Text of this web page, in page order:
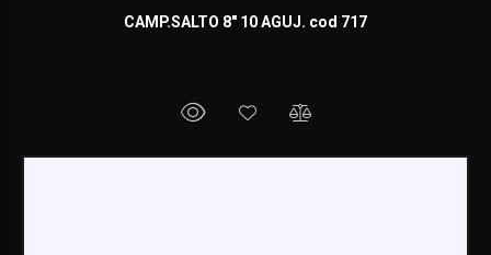
CAMP.SALTO 8" 10 AGUJ. cod 717